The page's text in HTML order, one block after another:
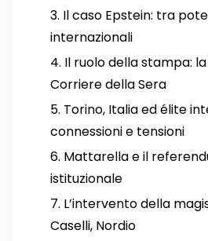
Il caso Epstein: tra
internazionali
Il ruolo della stampa:
Corriere della Sera
Torino, Italia ed élite
connessioni e tensioni
Mattarella e il
istituzionale
L’intervento della
Caselli, Nordio